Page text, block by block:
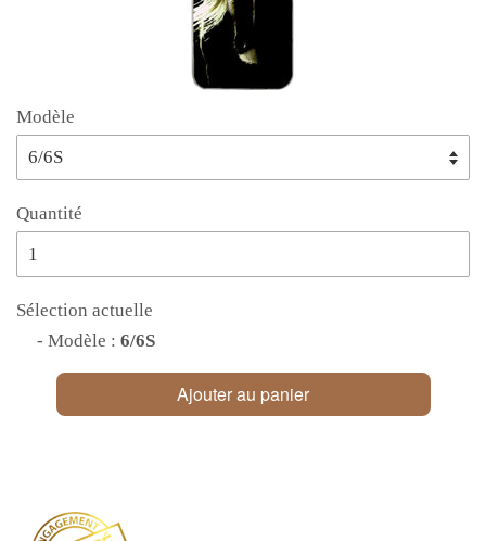
Modèle
Quantité
Sélection actuelle
- Modèle : 6/6S
Ajouter au panier